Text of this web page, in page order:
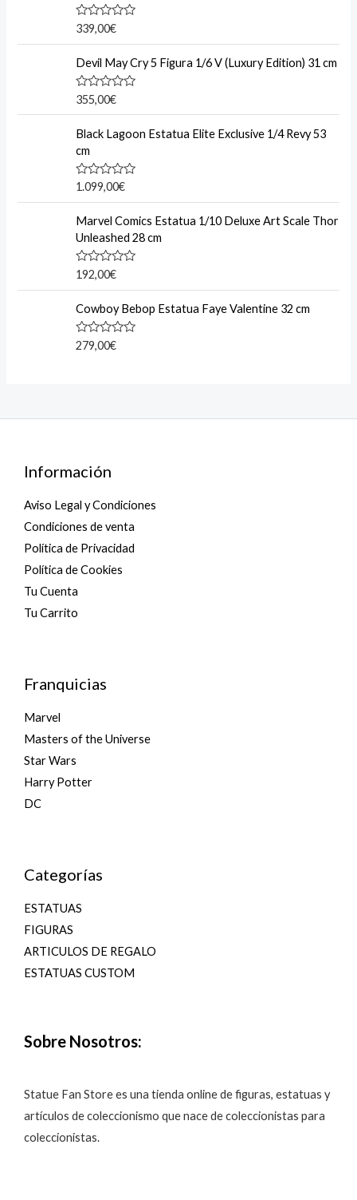
R
e
0
o
u
t
o
f
5
339,00€
Devil May Cry 5 Figura 1/6 V (Luxury Edition) 31 cm
R
e
0
o
u
t
5
355,00€
Black Lagoon Estatua Elite Exclusive 1/4 Revy 53
cm
R
e
0
o
u
t
5
1.099,00€
Marvel Comics Estatua 1/10 Deluxe Art Scale Thor
Unleashed 28 cm
R
e
0
o
u
192,00€
Cowboy Bebop Estatua Faye Valentine 32 cm
R
u
279,00€
Información
Aviso Legal y Condiciones
Condiciones de venta
Política de Privacidad
Política de Cookies
Tu Cuenta
Tu Carrito
Franquicias
Marvel
Masters of the Universe
Star Wars
Harry Potter
DC
Categorías
ESTATUAS
FIGURAS
ARTICULOS DE REGALO
ESTATUAS CUSTOM
Sobre Nosotros:
Statue Fan Store es una tienda online de figuras, estatuas y
artículos de coleccionismo que nace de coleccionistas para
coleccionistas.